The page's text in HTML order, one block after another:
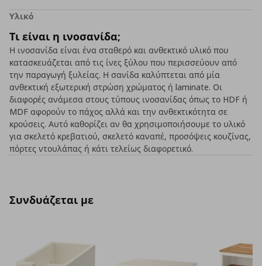
Υλικό
Τι είναι η ινοσανίδα;
Η ινοσανίδα είναι ένα σταθερό και ανθεκτικό υλικό που
κατασκευάζεται από τις ίνες ξύλου που περισσεύουν από
την παραγωγή ξυλείας. Η σανίδα καλύπτεται από μία
ανθεκτική εξωτερική στρώση χρώματος ή laminate. Οι
διαφορές ανάμεσα στους τύπους ινοσανίδας όπως το HDF ή
MDF αφορούν το πάχος αλλά και την ανθεκτικότητα σε
κρούσεις. Αυτό καθορίζει αν θα χρησιμοποιήσουμε το υλικό
για σκελετό κρεβατιού, σκελετό καναπέ, προσόψεις κουζίνας,
πόρτες ντουλάπας ή κάτι τελείως διαφορετικό.
Συνδυάζεται με